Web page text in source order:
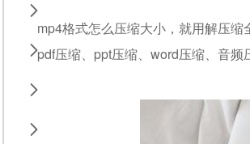
mp4格式怎么压缩大小，就用解压缩
pdf压缩、ppt压缩、word压缩、音频